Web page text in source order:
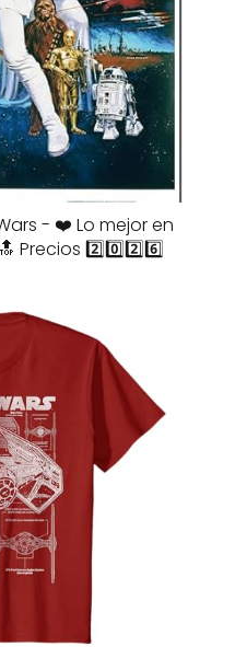
- ❤️ Lo mejor en
Precios 2️⃣0️⃣2️⃣6️⃣